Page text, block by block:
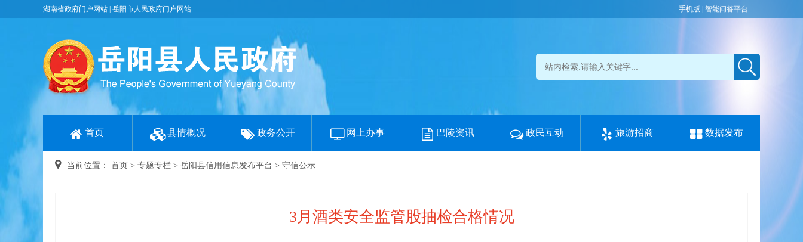
湖南省政府门户网站 岳阳市人民政府门户网站 手机版 智能问答平台
首页 县情概况 政务公开 网上办事 巴陵资讯 政民互动 旅游招商 数据发布
当前位置： 首页 > 专题专栏 > 岳阳县信用信息发布平台 > 守信公示
3月酒类安全监管股抽检合格情况